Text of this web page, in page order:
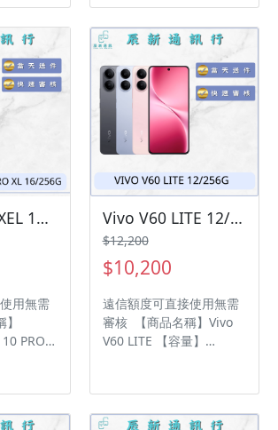
鑑賞期
，請盡
協助處
保固一
固15天
改、變
利 下單
回報審
呼小叫
尾鎮林
話:05-
12年店
任何問題都歡迎洽群官方
LINE：@kjg6280d • 七日
鑑賞期內，如商品有問
題，請盡速向我們告知並
且協助處理 • 全新品為原
廠保固一年，中古機店家
保固15天 • 店家擁有隨時
修改、變更、暫停活動之
權利 下單前請先私訊和加
LINE來幫您安排快速審核
及回報審核進度 LINE
ID:@kjg6280d 大呼小叫
辰通訊行 雲林縣虎尾鎮林
森路二段200號 電話:05-
6339809 在地經營12年店
GOOGLE PIXEL 10 PRO XL 16/256G 現貨供應中 過件率💯「輕鬆分期📱➡️！」「買3C不用愁😊，分期付款輕鬆購💰」
用無需
PRO
群官方
• 七日
Vivo V60 LITE 12/256G 現貨供應中 過件率💯「輕鬆分期📱➡️！」「買3C不用愁😊，分期付款輕鬆購💰」
$12,200
$10,200
遠信額度可直接使用無需
審核 【商品名稱】Vivo
V60 LITE 【容量】
迎洽群官方LINE：
@kjg6280d • 七日鑑賞期